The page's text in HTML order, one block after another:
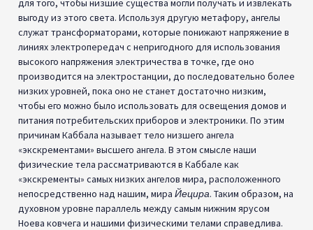
для того, чтобы низшие существа могли получать и извлекать
выгоду из этого света. Используя другую метафору, ангелы
служат трансформаторами, которые понижают напряжение в
линиях электропередач с непригодного для использования
высокого напряжения электричества в точке, где оно
производится на электростанции, до последовательно более
низких уровней, пока оно не станет достаточно низким,
чтобы его можно было использовать для освещения домов и
питания потребительских приборов и электроники. По этим
причинам Каббала называет тело низшего ангела
«экскрементами» высшего ангела. В этом смысле наши
физические тела рассматриваются в Каббале как
«экскременты» самых низких ангелов мира, расположенного
непосредственно над нашим, мира Йецира. Таким образом, на
духовном уровне параллель между самым нижним ярусом
Ноева ковчега и нашими физическими телами справедлива.